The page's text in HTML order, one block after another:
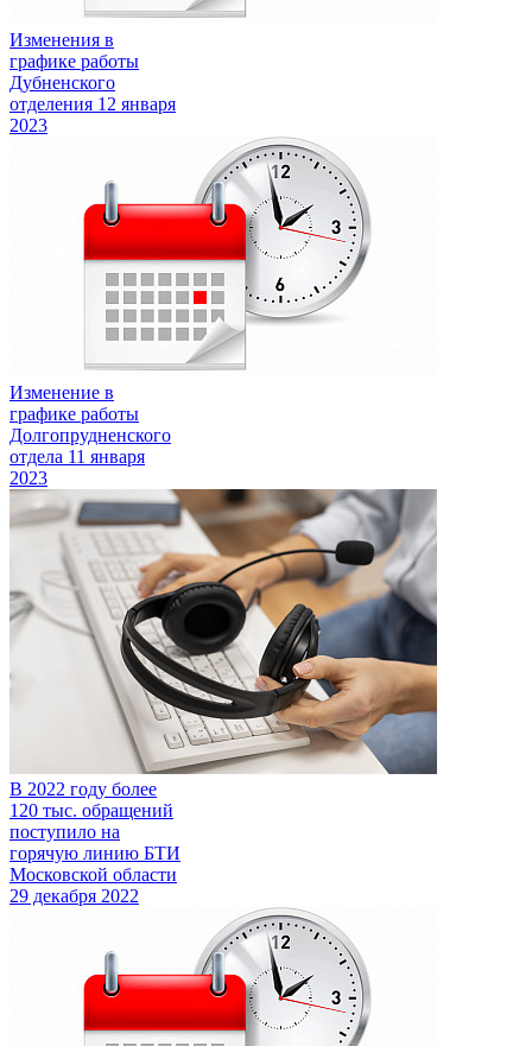
Изменения в
графике работы
Дубненского
отделения 12 января
2023
Изменение в
графике работы
Долгопрудненского
отдела 11 января
2023
В 2022 году более
120 тыс. обращений
поступило на
горячую линию БТИ
Московской области
29 декабря 2022